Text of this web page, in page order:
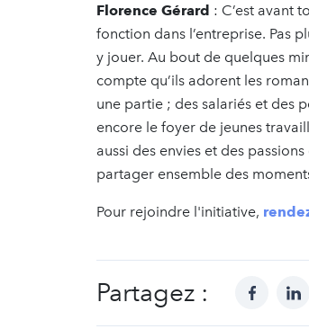
Florence Gérard : C’est avant
fonction dans l’entreprise. Pas
y jouer. Au bout de quelques
compte qu’ils adorent les
une partie ; des salariés et des
encore le foyer de jeunes
aussi des envies et des
partager ensemble des
Pour rejoindre l'initiative,
Partagez : facebook